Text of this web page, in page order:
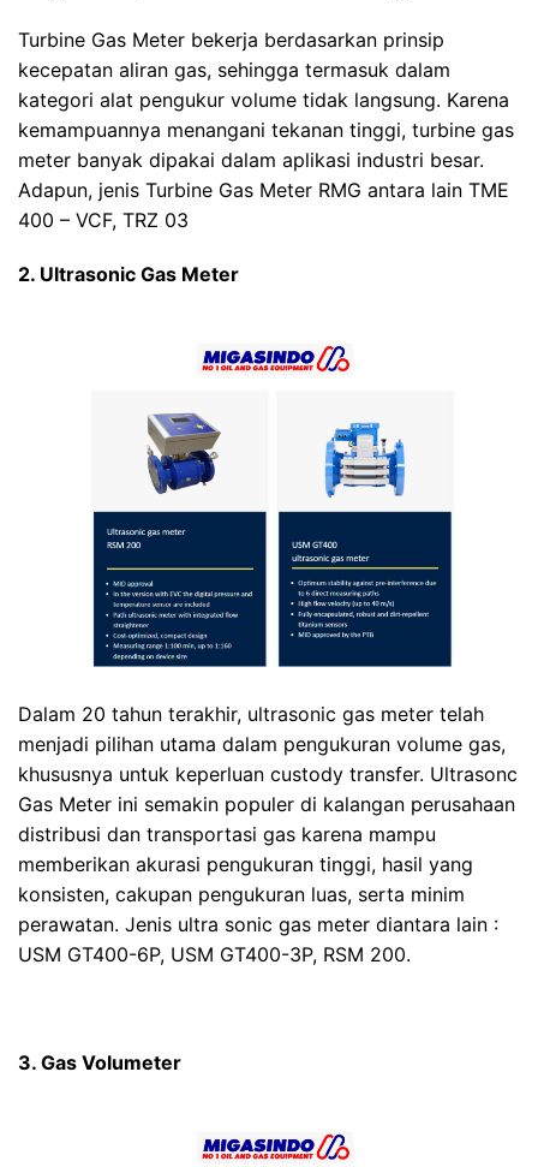
Turbine Gas Meter bekerja berdasarkan prinsip
kecepatan aliran gas, sehingga termasuk dalam
kategori alat pengukur volume tidak langsung. Karena
kemampuannya menangani tekanan tinggi, turbine gas
meter banyak dipakai dalam aplikasi industri besar.
Adapun, jenis Turbine Gas Meter RMG antara lain TME
400 – VCF, TRZ 03
2. Ultrasonic Gas Meter
Dalam 20 tahun terakhir, ultrasonic gas meter telah
menjadi pilihan utama dalam pengukuran volume gas,
khususnya untuk keperluan custody transfer. Ultrasonc
Gas Meter ini semakin populer di kalangan perusahaan
distribusi dan transportasi gas karena mampu
memberikan akurasi pengukuran tinggi, hasil yang
konsisten, cakupan pengukuran luas, serta minim
perawatan. Jenis ultra sonic gas meter diantara lain :
USM GT400-6P, USM GT400-3P, RSM 200.
3. Gas Volumeter